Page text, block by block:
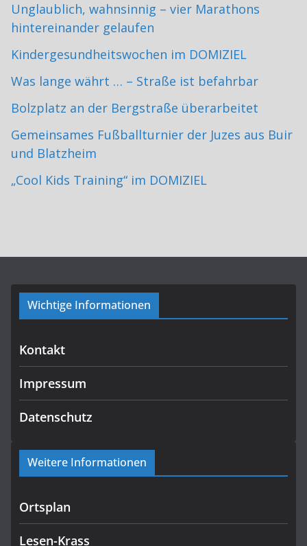
Unglaublich, wahnsinnig – vier Marathons
hintereinander gelaufen
Kindergesundheitswochen im DOMIZIEL
Was lange währt … – Straße ist befahrbar
Bolzplatz an der Bergstraße überarbeitet
Gemeinsames Fußballturnier der Juzes aus Buir
und Blatzheim
„Cool Kids Training“ im DOMIZIEL
Wichtige Informationen
Kontakt
Impressum
Datenschutz
Weitere Informationen
Ortsplan
Lesen-Krass